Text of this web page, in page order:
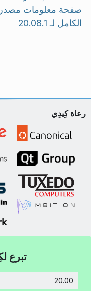
صفحة معلومات مصدر 20.08.1
الكامل لـ 20.08.1
رعاة كِيدِي
تبرع